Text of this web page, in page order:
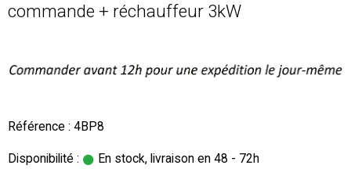
commande + réchauffeur 3kW
Référence : 4BP8
Disponibilité : En stock, livraison en 48 - 72h